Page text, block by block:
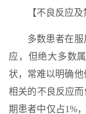
【不良反应及
多数患者在服用
应，但绝大多数
状，常难以明确
相关的不良反应
期患者中仅占1%